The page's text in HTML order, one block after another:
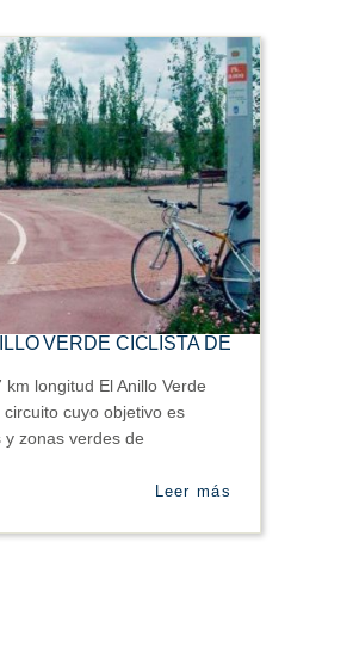
VERDE CICLISTA DE
longitud El Anillo Verde
cuyo objetivo es
zonas verdes de
Leer más